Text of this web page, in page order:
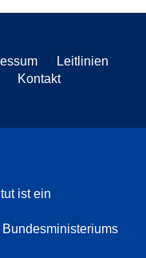
Leitlinien
Kontakt
ist ein